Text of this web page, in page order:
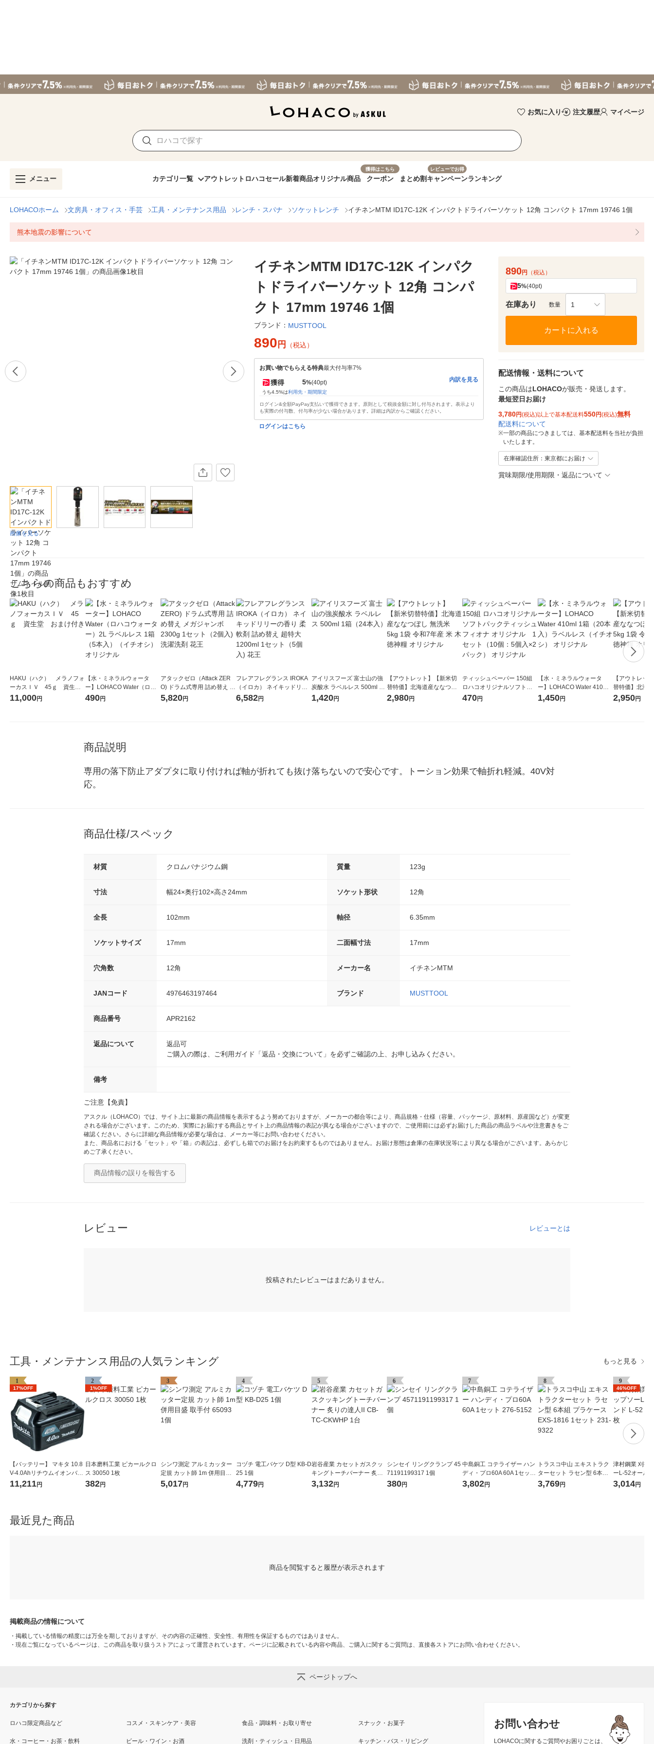
お気に入り 注文履歴 マイページ
メニュー カテゴリ一覧 アウトレット ロハコセール新着商品オリジナル商品
獲得はこちら
クーポン まとめ割
レビューでお得
キャンペーンランキング
LOHACOホーム 文房具・オフィス・手芸 工具・メンテナンス用品 レンチ・スパナ ソケットレンチ イチネンMTM ID17C-12K インパクトドライバーソケット 12角 コンパクト 17mm 19746 1個
熊本地震の影響について
画像を見る
イチネンMTM ID17C-12K インパク
トドライバーソケット 12角 コンパ
クト 17mm 19746 1個
ブランド： MUSTTOOL
890 円 （税込）
お買い物でもらえる特典最大付与率7%
獲得 5%(40pt)
うち4.5%は利用先・期間限定
内訳を見る
ログイン&全額PayPay支払いで獲得できます。原則として税抜金額に対し付与されます。表示より
も実際の付与数、付与率が少ない場合があります。詳細は内訳からご確認ください。
ログインはこちら
890円 （税込）
5%(40pt)
在庫あり 数量 1
カートに入れる
配送情報・送料について
この商品はLOHACOが販売・発送します。
最短翌日お届け
3,780円(税込)以上で基本配送料550円(税込)無料
配送料について
※一部の商品につきましては、基本配送料を当社が負担
いたします。
在庫確認住所：東京都にお届け
賞味期限/使用期限・返品について
こちらの商品もおすすめ
HAKU（ハク） メラノフォ
ーカスＩＶ 45ｇ 資生
堂 おまけ付き
11,000円
【水・ミネラルウォータ
ー】LOHACO Water（ロハ
コウォーター）2L ラベルレ
490円
アタックゼロ（Attack ZER
O) ドラム式専用 詰め替え メ
ガジャンボ 2300g 1セット
5,820円
フレアフレグランス IROKA
（イロカ） ネイキッドリリ
ーの香り 柔軟剤 詰め替え 超
6,582円
アイリスフーズ 富士山の強
炭酸水 ラベルレス 500ml 1
箱（24本入）
1,420円
【アウトレット】【新米切
替特価】北海道産ななつぼ
し 無洗米 5kg 1袋 令和7年産
2,980円
ティッシュペーパー 150組
ロハコオリジナルソフトパ
ックティッシュ フィオナ オ
470円
【水・ミネラルウォータ
ー】LOHACO Water 410ml
1箱（20本入）ラベルレス
1,450円
【アウトレッ
替特価】北海
し 精白米 5kg
2,950円
商品説明
専用の落下防止アダプタに取り付ければ軸が折れても抜け落ちないので安心です。トーション効果で軸折れ軽減。40V対
応。
商品仕様/スペック
材質 クロムバナジウム鋼 質量 123g
寸法 幅24×奥行102×高さ24mm ソケット形状 12角
全長 102mm 軸径 6.35mm
ソケットサイズ 17mm 二面幅寸法 17mm
穴角数 12角 メーカー名 イチネンMTM
JANコード 4976463197464 ブランド MUSTTOOL
商品番号 APR2162
返品について
返品可
ご購入の際は、ご利用ガイド「返品・交換について」を必ずご確認の上、お申し込みください。
備考
ご注意【免責】
アスクル（LOHACO）では、サイト上に最新の商品情報を表示するよう努めておりますが、メーカーの都合等により、商品規格・仕様（容量、パッケージ、原材料、原産国など）が変更
される場合がございます。このため、実際にお届けする商品とサイト上の商品情報の表記が異なる場合がございますので、ご使用前には必ずお届けした商品の商品ラベルや注意書きをご
確認ください。さらに詳細な商品情報が必要な場合は、メーカー等にお問い合わせください。
また、商品名における「セット」や「箱」の表記は、必ずしも箱でのお届けをお約束するものではありません。お届け形態は倉庫の在庫状況等により異なる場合がございます。あらかじ
めご了承ください。
商品情報の誤りを報告する
レビュー レビューとは
投稿されたレビューはまだありません。
工具・メンテナンス用品の人気ランキング もっと見る
1
17%OFF
【バッテリー】 マキタ 10.8
V-4.0Ahリチウムイオンバッ
テリ A-59863 BL1040B 1個
11,211円
2
1%OFF
日本磨料工業 ピカールクロ
ス 30050 1枚
382円
3
シンワ測定 アルミカッター
定規 カット師 1m 併用目盛
取手付 65093 1個
5,017円
4
コヅチ 電工バケツ D型 KB-D
25 1個
4,779円
5
岩谷産業 カセットガスクッ
キングトーチバーナー 炙り
の達人II CB-TC-CKWHP 1台
3,132円
6
シンセイ リングクランプ 45
71191199317 1個
380円
7
中島銅工 コテライザー ハン
ディ・プロ60A 60A 1セット
276-5152
3,802円
8
トラスコ中山 エキストラク
ターセット ラセン型 6本組
プラケース EXS-1816 1セッ
3,769円
9
46%OFF
津村鋼業 刈払
ーL-52オール
255×2.0×52 1
3,014円
最近見た商品
商品を閲覧すると履歴が表示されます
掲載商品の情報について
・ 掲載している情報の精度には万全を期しておりますが、その内容の正確性、安全性、有用性を保証するものではありません。
・ 現在ご覧になっているページは、この商品を取り扱うストアによって運営されています。ページに記載されている内容や商品、ご購入に関するご質問は、直接各ストアにお問い合わせください。
ページトップへ
お問い合わせ
LOHACOに関するご質問やお困りごとは、
カテゴリから探す
ロハコ限定商品など コスメ・スキンケア・美容 食品・調味料・お取り寄せ スナック・お菓子
水・コーヒー・お茶・飲料 ビール・ワイン・お酒 洗剤・ティッシュ・日用品 キッチン・バス・リビング